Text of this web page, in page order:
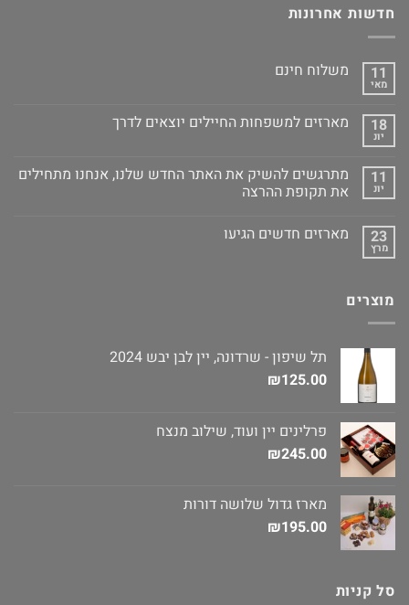
חדשות אחרונות
11
מאי
משלוח חינם
18
יונ
מארזים למשפחות החיילים יוצאים לדרך
11
יונ
מתרגשים להשיק את האתר החדש שלנו, אנחנו מתחילים
את תקופת ההרצה
23
מרץ
מארזים חדשים הגיעו
מוצרים
תל שיפון - שרדונה, יין לבן יבש 2024
₪125.00
פרלינים יין ועוד, שילוב מנצח
₪245.00
מארז גדול שלושה דורות
₪195.00
סל קניות